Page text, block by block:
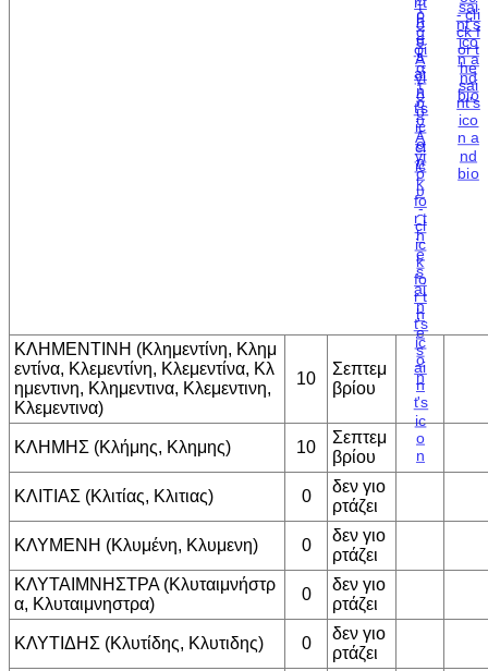
ΚΛΗΜΕΝΤΙΝΗ (Κλημεντίνη, Κλημ
εντίνα, Κλεμεντίνη, Κλεμεντίνα, Κλ
ημεντινη, Κλημεντινα, Κλεμεντινη,
Κλεμεντινα)
10
Σεπτεμ
βρίου
ΚΛΗΜΗΣ (Κλήμης, Κλημης) 10
Σεπτεμ
βρίου
ΚΛΙΤΙΑΣ (Κλιτίας, Κλιτιας) 0
δεν γιο
ρτάζει
ΚΛΥΜΕΝΗ (Κλυμένη, Κλυμενη) 0
δεν γιο
ρτάζει
ΚΛΥΤΑΙΜΝΗΣΤΡΑ (Κλυταιμνήστρ
α, Κλυταιμνηστρα)
0
δεν γιο
ρτάζει
ΚΛΥΤΙΔΗΣ (Κλυτίδης, Κλυτιδης) 0
δεν γιο
ρτάζει